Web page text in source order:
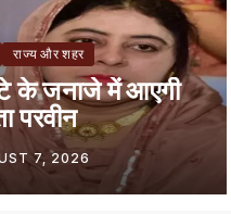
राज्य और शहर
के जनाजे में आएगी
परवीन
7, 2026